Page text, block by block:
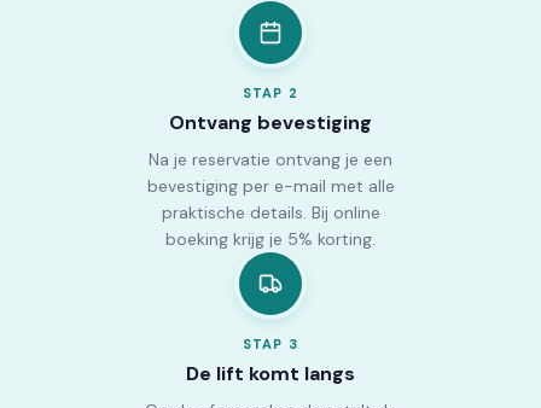
STAP 2
Ontvang bevestiging
Na je reservatie ontvang je een
bevestiging per e-mail met alle
praktische details. Bij online
boeking krijg je 5% korting.
STAP 3
De lift komt langs